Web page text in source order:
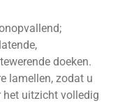
doeken.
lamellen, zodat u
uitzicht volledig